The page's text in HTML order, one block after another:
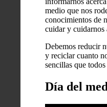
medio que nos
conocimientos de
cuidar y cuidarnos
Debemos reducir
y reciclar cuanto
sencillas que
Día del